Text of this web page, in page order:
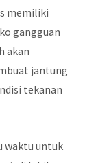
memiliki
gangguan
akan
jantung
tekanan
waktu untuk